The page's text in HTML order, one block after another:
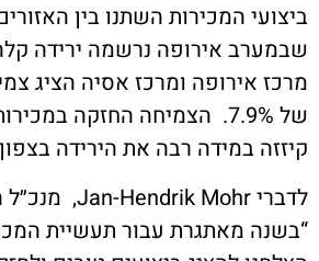
המכירות השתנו בין האזורים
אירופה נרשמה ירידה קלה
ומרכז אסיה הציג צמיחה
של 7.9%. הצמיחה החזקה במכירות
במידה רבה את הירידה בצפון
מאתגרת עבור תעשיית המכונות